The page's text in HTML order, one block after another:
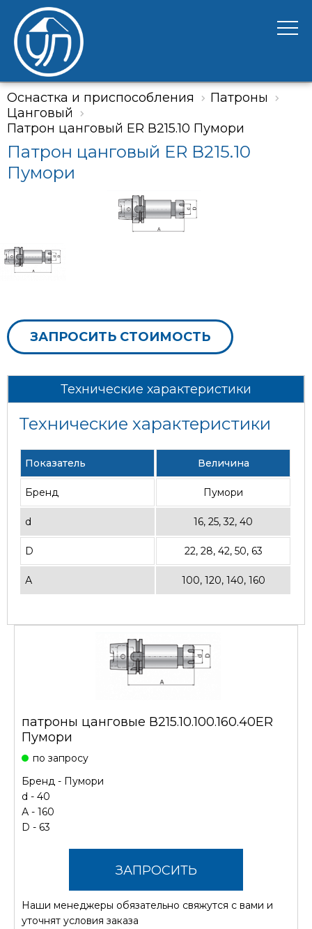
Оснастка и приспособления
Патроны
Цанговый
Патрон цанговый ER В215.10 Пумори
Патрон цанговый ER В215.10
Пумори
ЗАПРОСИТЬ СТОИМОСТЬ
Технические характеристики
Технические характеристики
Показатель Величина
Бренд Пумори
d 16, 25, 32, 40
D 22, 28, 42, 50, 63
А 100, 120, 140, 160
патроны цанговые В215.10.100.160.40ER
Пумори
по запросу
Бренд - Пумори
d - 40
А - 160
D - 63
ЗАПРОСИТЬ
СТОИМОСТЬ
Наши менеджеры обязательно свяжутся с вами и
уточнят условия заказа